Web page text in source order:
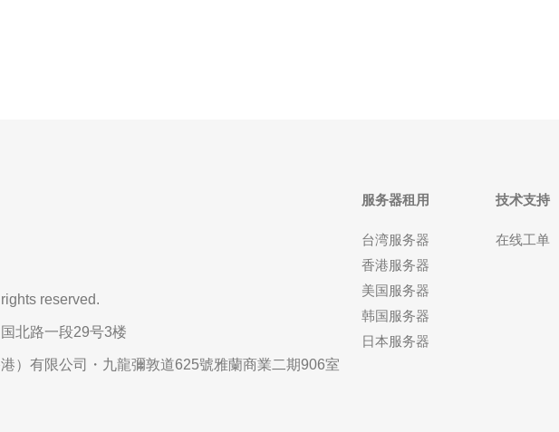
reserved.
北路一段29号3楼
）有限公司・九龍彌敦道625號雅蘭商業二期906室
服务器租用
台湾服务器
香港服务器
美国服务器
韩国服务器
日本服务器
技术支持
在线工单